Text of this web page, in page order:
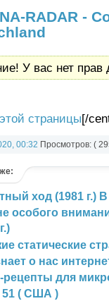
RADAR -
У вас нет прав
страницы[/
00:32 Просмотров: (
ход (1981 г.)
особого
статические
о нас
рецепты для
51 ( США )